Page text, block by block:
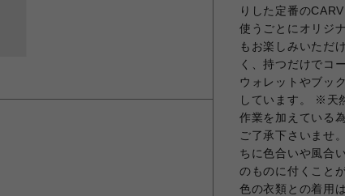
りした定番の
使うごとにオリジ
もお楽しみいただ
く、持つだけでコ
ウォレットやブッ
しています。 ※天
作業を加えている
ご了承下さいませ
ちに色合いや風合
のものに付くこと
色の衣類との着用